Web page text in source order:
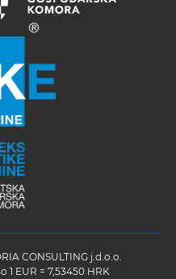
CONSULTING j.d.o.o.
1 EUR = 7,53450 HRK